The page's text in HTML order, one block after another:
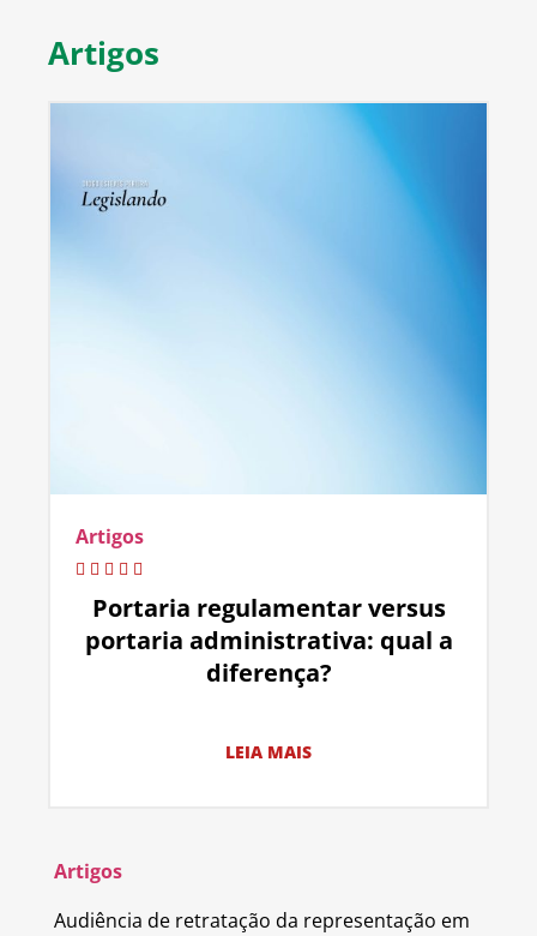
Artigos
Artigos
Portaria regulamentar versus
portaria administrativa: qual a
diferença?
LEIA MAIS
Artigos
Audiência de retratação da representação em